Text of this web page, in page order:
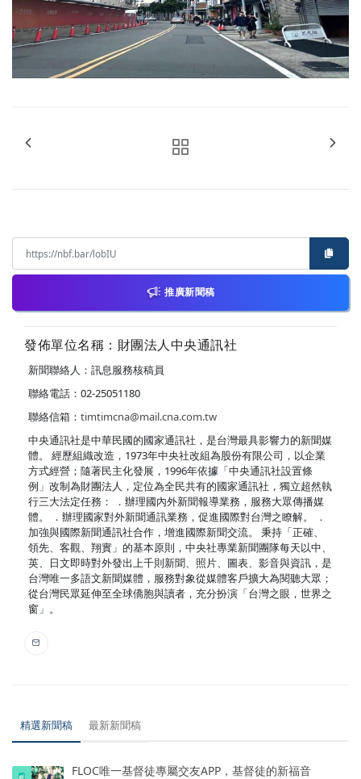
推廣新聞稿
發佈單位名稱：財團法人中央通訊社
新聞聯絡人：訊息服務核稿員
聯絡電話：02-25051180
聯絡信箱： timtimcna@mail.cna.com.tw
中央通訊社是中華民國的國家通訊社，是台灣最具影響力的新聞媒
體。 經歷組織改造，1973年中央社改組為股份有限公司，以企業
方式經營；隨著民主化發展，1996年依據「中央通訊社設置條
例」改制為財團法人，定位為全民共有的國家通訊社，獨立超然執
行三大法定任務： ．辦理國內外新聞報導業務，服務大眾傳播媒
體。 ．辦理國家對外新聞通訊業務，促進國際對台灣之瞭解。 ．
加強與國際新聞通訊社合作，增進國際新聞交流。 秉持「正確、
領先、客觀、翔實」的基本原則，中央社專業新聞團隊每天以中、
英、日文即時對外發出上千則新聞、照片、圖表、影音與資訊，是
台灣唯一多語文新聞媒體，服務對象從媒體客戶擴大為閱聽大眾；
從台灣民眾延伸至全球僑胞與讀者，充分扮演「台灣之眼，世界之
窗」。
精選新聞稿 最新新聞稿
FLOC唯一基督徒專屬交友APP，基督徒的新福音